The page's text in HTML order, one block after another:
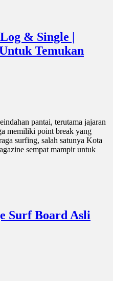
& Single |
Temukan
pantai, terutama jajaran
memiliki point break yang
surfing, salah satunya Kota
sempat mampir untuk
Surf Board Asli